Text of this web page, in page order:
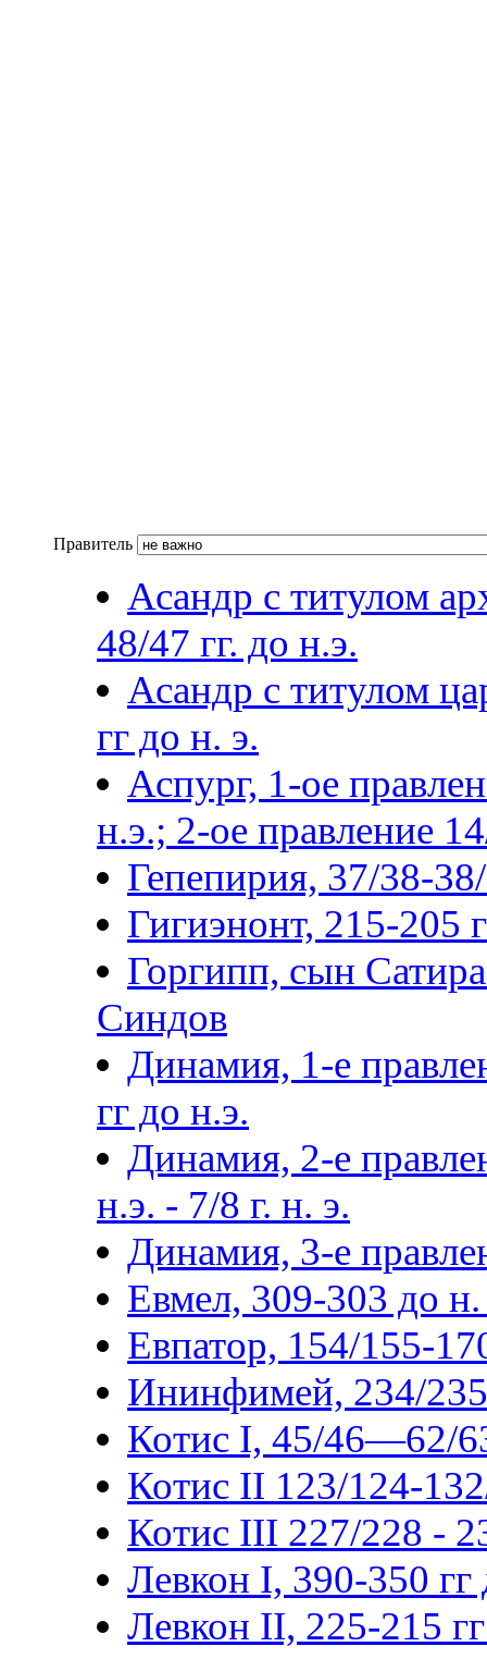
Правитель
Асандр с титулом
48/47 гг. до н.э.
Асандр с титулом
гг до н. э.
Аспург, 1-ое
н.э.; 2-ое правление
Гепепирия, 37/38-
Гигиэнонт, 215-205
Горгипп, сын
Синдов
Динамия, 1-е
гг до н.э.
Динамия, 2-е
н.э. - 7/8 г. н. э.
Динамия, 3-е
Евмел, 309-303 до н.
Евпатор, 154/155-
Ининфимей, 234/
Котис I, 45/46—62/
Котис II 123/124-
Котис III 227/228 -
Левкон I, 390-350 гг
Левкон II, 225-215